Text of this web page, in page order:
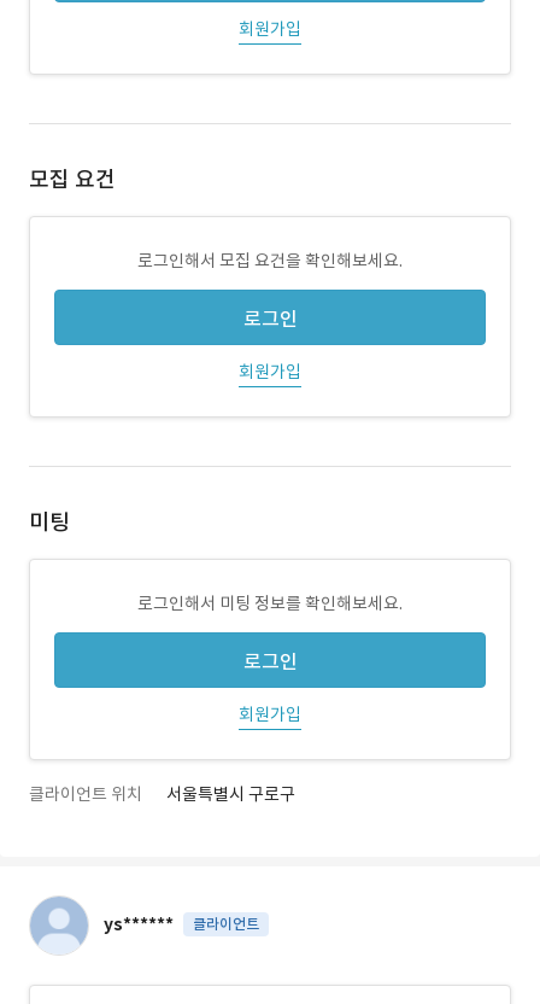
회원가입
모집 요건
로그인해서 모집 요건을 확인해보세요.
로그인
회원가입
미팅
로그인해서 미팅 정보를 확인해보세요.
로그인
회원가입
클라이언트 위치 서울특별시 구로구
ys****** 클라이언트